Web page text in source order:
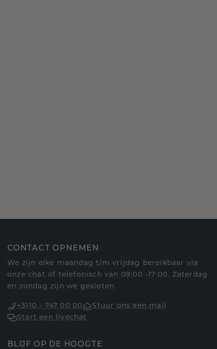
CONTACT OPNEMEN
We zijn elke maandag t/m vrijdag bereikbaar via
onze chat of telefonisch van 09:00 -17:00. Zaterdag
en zondag zijn we gesloten.
+3110 - 747 00 00
Stuur ons een mail
Start een livechat
BLIJF OP DE HOOGTE